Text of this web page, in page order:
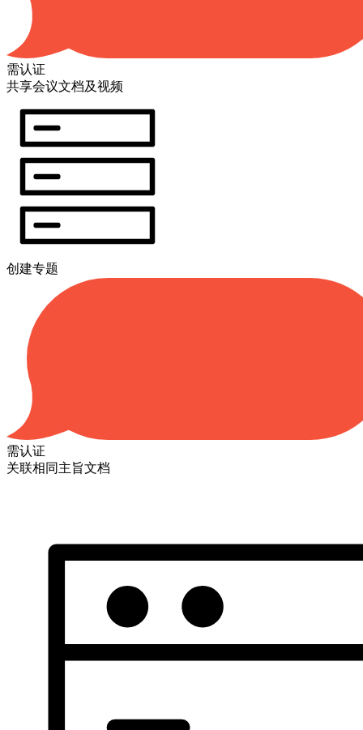
需认证
共享会议文档及视频
创建专题
需认证
关联相同主旨文档